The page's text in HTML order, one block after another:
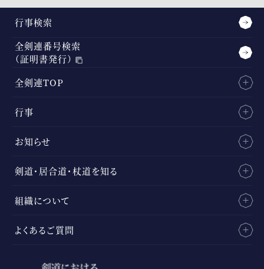
行事検索
全剣連番号検索
（証明書発行）
全剣連TOP
行事
お知らせ
剣道・居合道・杖道を知る
組織について
よくあるご質問